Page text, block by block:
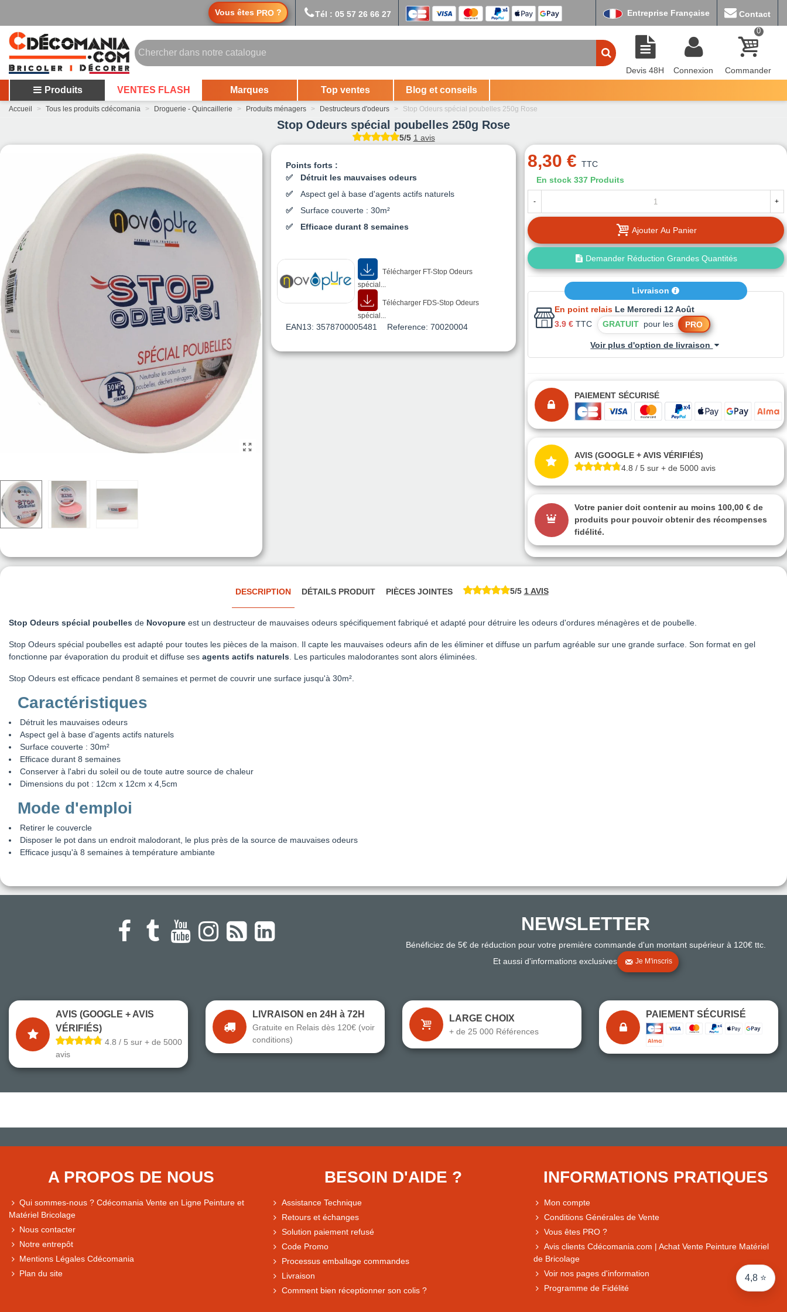
Vous êtes PRO ? Tél : 05 57 26 66 27 Entreprise Française Contact
Devis 48H Connexion
0
Commander
Produits VENTES FLASH Marques Top ventes Blog et conseils
Accueil > Tous les produits cdécomania > Droguerie - Quincaillerie > Produits ménagers > Destructeurs d'odeurs > Stop Odeurs spécial poubelles 250g Rose
Stop Odeurs spécial poubelles 250g Rose
5/5 1 avis
Points forts :
Détruit les mauvaises odeurs
Aspect gel à base d'agents actifs naturels
Surface couverte : 30m²
Efficace durant 8 semaines
Télécharger FT-Stop Odeurs
spécial...
Télécharger FDS-Stop Odeurs
spécial...
EAN13: 3578700005481 Reference: 70020004
8,30 € TTC
En stock 337 Produits
- +
Ajouter Au Panier
Demander Réduction Grandes Quantités
Livraison
En point relais Le Mercredi 12 Août
3.9 € TTC GRATUITpour les PRO
Voir plus d'option de livraison
PAIEMENT SÉCURISÉ
AVIS (GOOGLE + AVIS VÉRIFIÉS)
4.8 / 5 sur + de 5000 avis
Votre panier doit contenir au moins 100,00 € de
produits pour pouvoir obtenir des récompenses
fidélité.
DESCRIPTION DÉTAILS PRODUIT PIÈCES JOINTES 5/5 1 AVIS
Stop Odeurs spécial poubelles de Novopure est un destructeur de mauvaises odeurs spécifiquement fabriqué et adapté pour détruire les odeurs d'ordures ménagères et de poubelle.
Stop Odeurs spécial poubelles est adapté pour toutes les pièces de la maison. Il capte les mauvaises odeurs afin de les éliminer et diffuse un parfum agréable sur une grande surface. Son format en gel
fonctionne par évaporation du produit et diffuse ses agents actifs naturels. Les particules malodorantes sont alors éliminées.
Stop Odeurs est efficace pendant 8 semaines et permet de couvrir une surface jusqu'à 30m².
Caractéristiques
Détruit les mauvaises odeurs
Aspect gel à base d'agents actifs naturels
Surface couverte : 30m²
Efficace durant 8 semaines
Conserver à l'abri du soleil ou de toute autre source de chaleur
Dimensions du pot : 12cm x 12cm x 4,5cm
Mode d'emploi
Retirer le couvercle
Disposer le pot dans un endroit malodorant, le plus près de la source de mauvaises odeurs
Efficace jusqu'à 8 semaines à température ambiante
4,8 ⭐
● Exceptionnel
● Exceptionnel
CB, PayPal 4x, Google Pay, Apple Pay, Alma
NEWSLETTER
Bénéficiez de 5€ de réduction pour votre première commande d'un montant supérieur à 120€ ttc.
Et aussi d'informations exclusives
Je M'inscris
AVIS (GOOGLE + AVIS
VÉRIFIÉS)
4.8 / 5 sur + de 5000
avis
LIVRAISON en 24H à 72H
Gratuite en Relais dès 120€ (voir
conditions)
LARGE CHOIX
+ de 25 000 Références
PAIEMENT SÉCURISÉ
A PROPOS DE NOUS
Qui sommes-nous ? Cdécomania Vente en Ligne Peinture et
Matériel Bricolage
Nous contacter
Notre entrepôt
Mentions Légales Cdécomania
Plan du site
BESOIN D'AIDE ?
Assistance Technique
Retours et échanges
Solution paiement refusé
Code Promo
Processus emballage commandes
Livraison
Comment bien réceptionner son colis ?
INFORMATIONS PRATIQUES
Mon compte
Conditions Générales de Vente
Vous êtes PRO ?
Avis clients Cdécomania.com | Achat Vente Peinture Matériel
de Bricolage
Voir nos pages d'information
Programme de Fidélité